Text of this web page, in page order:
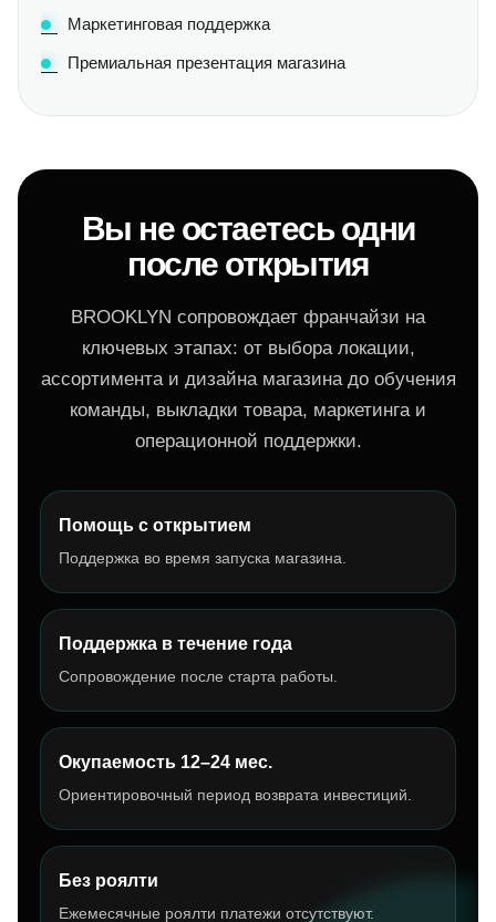
Маркетинговая поддержка
Премиальная презентация магазина
Вы не остаетесь одни
после открытия
BROOKLYN сопровождает франчайзи на
ключевых этапах: от выбора локации,
ассортимента и дизайна магазина до обучения
команды, выкладки товара, маркетинга и
операционной поддержки.
Помощь с открытием
Поддержка во время запуска магазина.
Поддержка в течение года
Сопровождение после старта работы.
Окупаемость 12–24 мес.
Ориентировочный период возврата инвестиций.
Без роялти
Ежемесячные роялти платежи отсутствуют.